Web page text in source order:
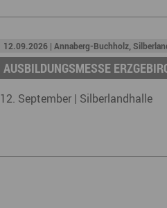
12.09.2026 | Annaberg-Buchholz,
AUSBILDUNGSMESSE
12. September | Silberlandhalle